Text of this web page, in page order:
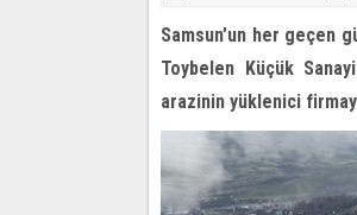
Samsun’un her geçen
Toybelen Küçük
arazinin yüklenici